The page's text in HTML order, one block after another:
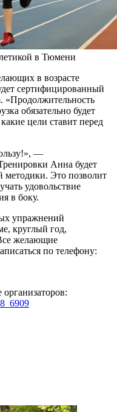
в Тюмени
в возрасте
сертифицированный
«Продолжительность
обязательно будет
цели ставит перед
—
Анна будет
методики. Это позволит
удовольствие
в боку.
упражнений
круглый год,
желающие
по телефону: